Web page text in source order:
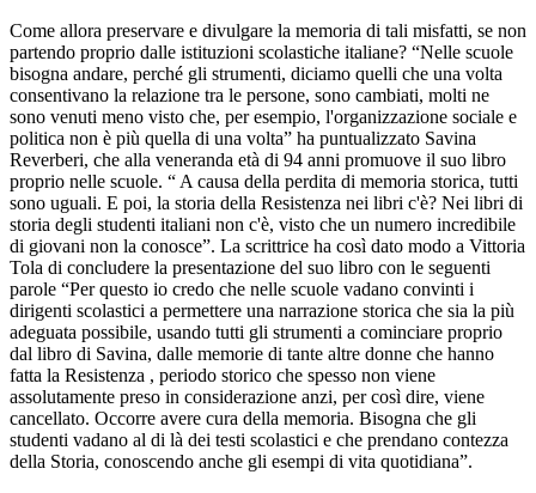
Come allora preservare e divulgare la memoria di tali misfatti, se non
partendo proprio dalle istituzioni scolastiche italiane? “Nelle scuole
bisogna andare, perché gli strumenti, diciamo quelli che una volta
consentivano la relazione tra le persone, sono cambiati, molti ne
sono venuti meno visto che, per esempio, l'organizzazione sociale e
politica non è più quella di una volta” ha puntualizzato Savina
Reverberi, che alla veneranda età di 94 anni promuove il suo libro
proprio nelle scuole. “ A causa della perdita di memoria storica, tutti
sono uguali. E poi, la storia della Resistenza nei libri c'è? Nei libri di
storia degli studenti italiani non c'è, visto che un numero incredibile
di giovani non la conosce”. La scrittrice ha così dato modo a Vittoria
Tola di concludere la presentazione del suo libro con le seguenti
parole “Per questo io credo che nelle scuole vadano convinti i
dirigenti scolastici a permettere una narrazione storica che sia la più
adeguata possibile, usando tutti gli strumenti a cominciare proprio
dal libro di Savina, dalle memorie di tante altre donne che hanno
fatta la Resistenza , periodo storico che spesso non viene
assolutamente preso in considerazione anzi, per così dire, viene
cancellato. Occorre avere cura della memoria. Bisogna che gli
studenti vadano al di là dei testi scolastici e che prendano contezza
della Storia, conoscendo anche gli esempi di vita quotidiana”.